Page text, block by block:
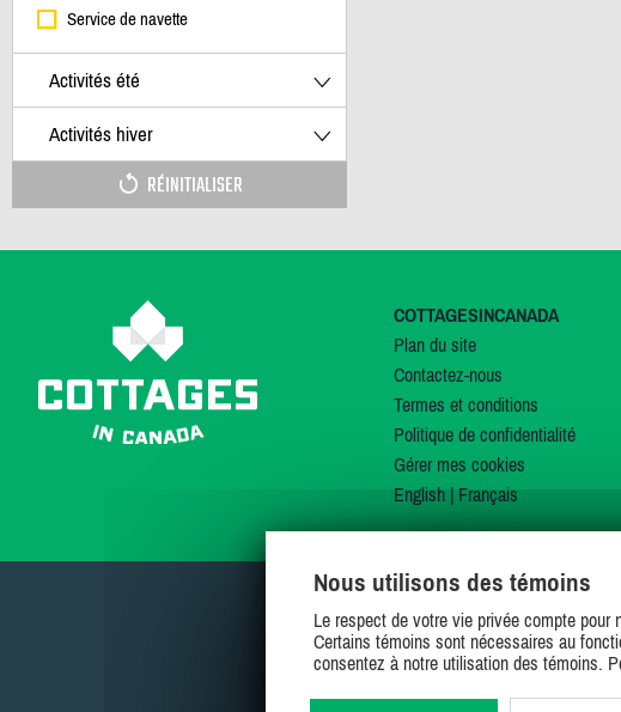
Service de navette
Activités été
Activités hiver
RÉINITIALISER
COTTAGESINCANADA
Plan du site
Contactez-nous
Termes et conditions
Politique de confidentialité
Gérer mes cookies
English| Français
Nous utilisons des témoins
Le respect de votre vie privée compte
Certains témoins sont nécessaires au
consentez à notre utilisation des témoins.